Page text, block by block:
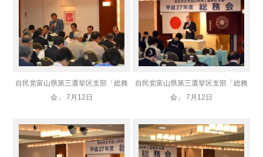
自民党富山県第三選挙区支部「総務
会」 7月12日
自民党富山県第三選挙区支部「総務
会」 7月12日